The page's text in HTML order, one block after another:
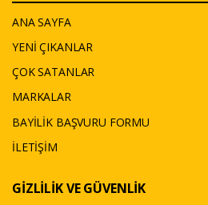
ANA SAYFA
YENİ ÇIKANLAR
ÇOK SATANLAR
MARKALAR
BAYİLİK BAŞVURU FORMU
İLETİŞİM
GİZLİLİK VE GÜVENLİK